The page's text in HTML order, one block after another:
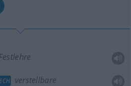
verstellbare